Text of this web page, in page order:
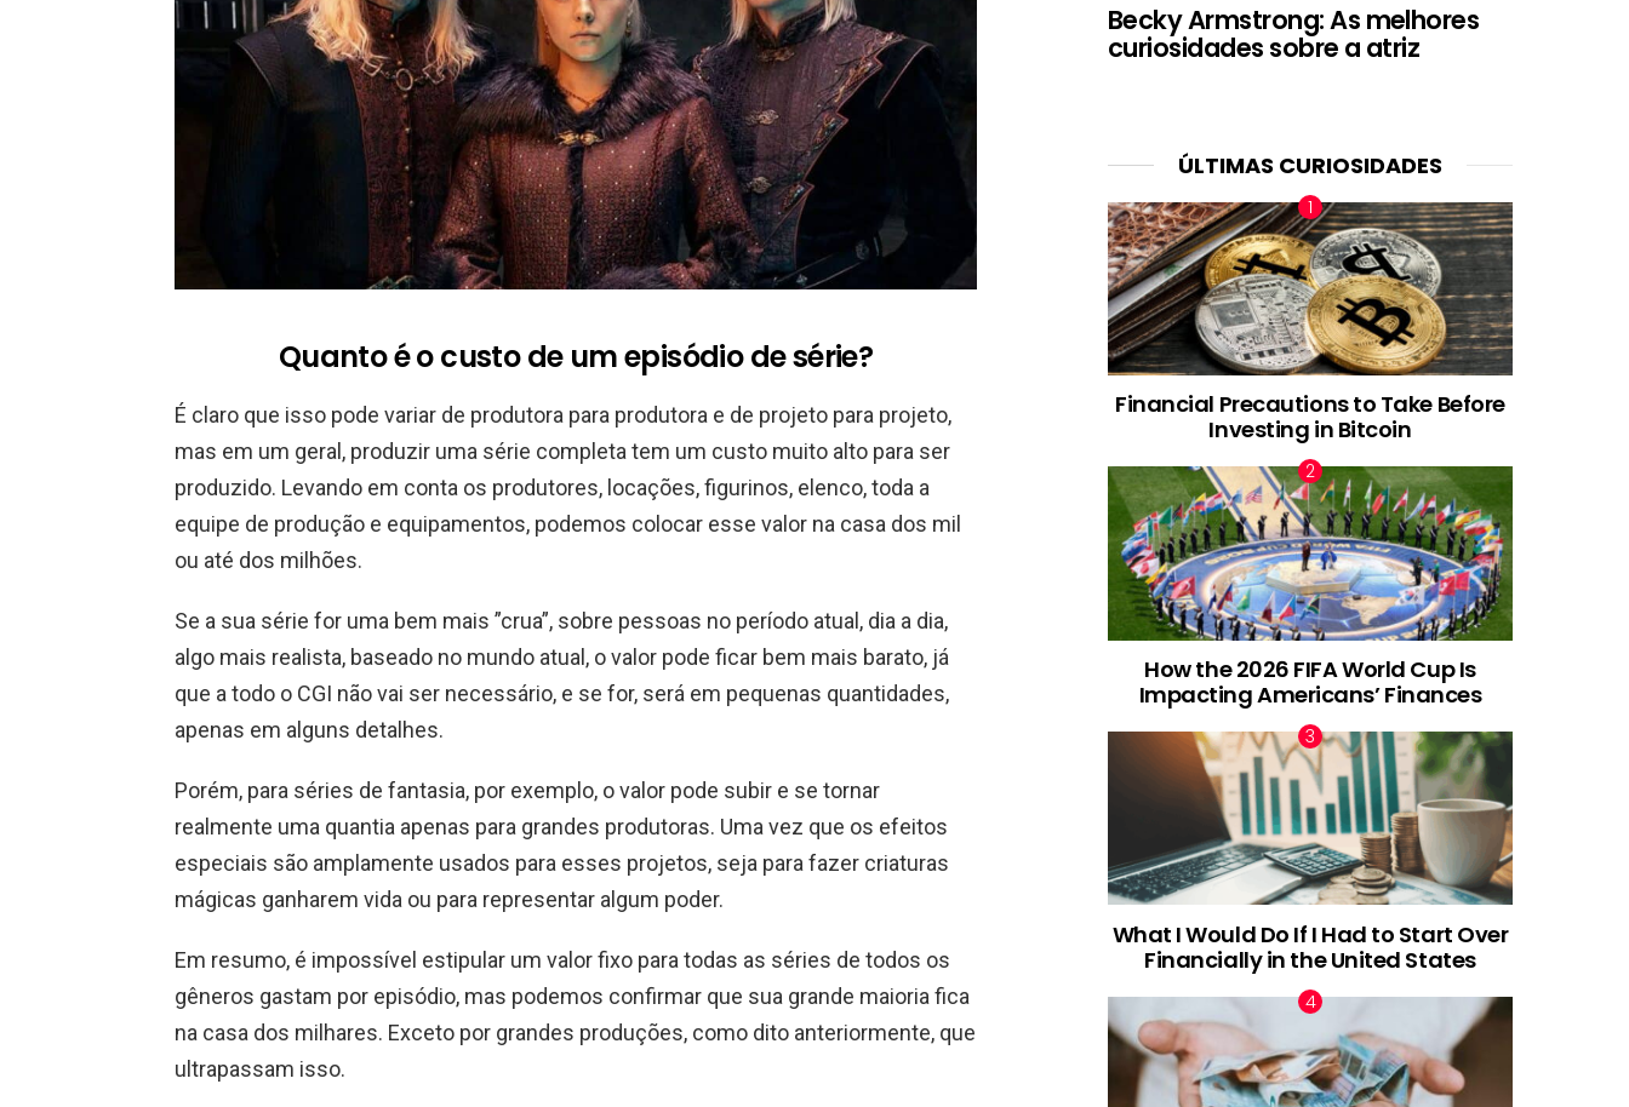
Quanto é o custo de um episódio de série?
É claro que isso pode variar de produtora para produtora e de projeto para projeto,
mas em um geral, produzir uma série completa tem um custo muito alto para ser
produzido. Levando em conta os produtores, locações, figurinos, elenco, toda a
equipe de produção e equipamentos, podemos colocar esse valor na casa dos mil
ou até dos milhões.
Se a sua série for uma bem mais ”crua”, sobre pessoas no período atual, dia a dia,
algo mais realista, baseado no mundo atual, o valor pode ficar bem mais barato, já
que a todo o CGI não vai ser necessário, e se for, será em pequenas quantidades,
apenas em alguns detalhes.
Porém, para séries de fantasia, por exemplo, o valor pode subir e se tornar
realmente uma quantia apenas para grandes produtoras. Uma vez que os efeitos
especiais são amplamente usados para esses projetos, seja para fazer criaturas
mágicas ganharem vida ou para representar algum poder.
Em resumo, é impossível estipular um valor fixo para todas as séries de todos os
gêneros gastam por episódio, mas podemos confirmar que sua grande maioria fica
na casa dos milhares. Exceto por grandes produções, como dito anteriormente, que
ultrapassam isso.
Becky Armstrong: As melhores
curiosidades sobre a atriz
ÚLTIMAS CURIOSIDADES
Financial Precautions to Take Before
Investing in Bitcoin
How the 2026 FIFA World Cup Is
Impacting Americans’ Finances
What I Would Do If I Had to Start Over
Financially in the United States